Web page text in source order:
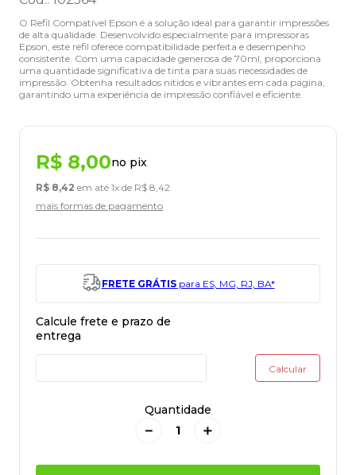
O Refil Compatível Epson é a solução ideal para garantir impressões
de alta qualidade. Desenvolvido especialmente para impressoras
Epson, este refil oferece compatibilidade perfeita e desempenho
consistente. Com uma capacidade generosa de 70ml, proporciona
uma quantidade significativa de tinta para suas necessidades de
impressão. Obtenha resultados nítidos e vibrantes em cada página,
garantindo uma experiência de impressão confiável e eficiente.
R$ 8,00no pix
R$ 8,42 em até 1x de R$ 8,42
mais formas de pagamento
FRETE GRÁTISpara ES, MG, RJ, BA*
Quantidade
＋
－